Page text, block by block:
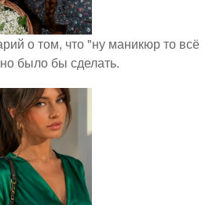
о том, что "ну маникюр то всё
было бы сделать.